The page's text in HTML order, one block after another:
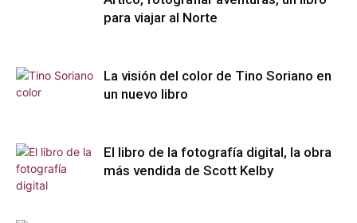
para viajar al Norte
La visión del color de Tino Soriano en
un nuevo libro
El libro de la fotografía digital, la obra
más vendida de Scott Kelby